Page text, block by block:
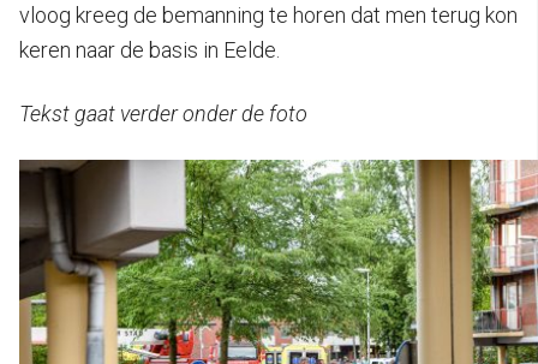
vloog kreeg de bemanning te horen dat men terug kon
keren naar de basis in Eelde.
Tekst gaat verder onder de foto